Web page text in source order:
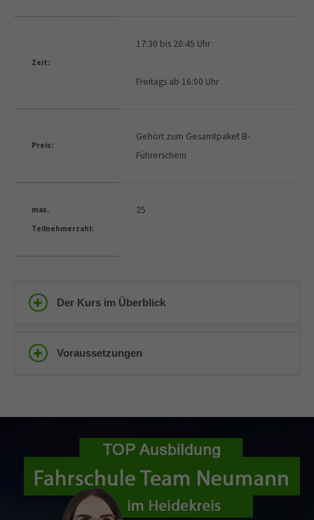
Zeit:
17:30 bis 20:45 Uhr
Freitags ab 16:00 Uhr
Preis:
Gehört zum Gesamtpaket B-
Führerschein
max.
Teilnehmerzahl:
25
Der Kurs im Überblick
Voraussetzungen